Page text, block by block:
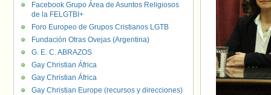
Facebook Grupo Área de Asuntos Religiosos
de la FELGTBI+
Foro Europeo de Grupos Cristianos LGTB
Fundación Otras Ovejas (Argentina)
G. E. C. ABRAZOS
Gay Christian África
Gay Christian África
Gay Christian Europe (recursos y direcciones)